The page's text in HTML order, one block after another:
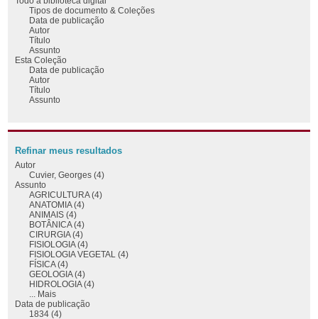
Tipos de documento & Coleções
Data de publicação
Autor
Título
Assunto
Esta Coleção
Data de publicação
Autor
Título
Assunto
Refinar meus resultados
Autor
Cuvier, Georges (4)
Assunto
AGRICULTURA (4)
ANATOMIA (4)
ANIMAIS (4)
BOTÂNICA (4)
CIRURGIA (4)
FISIOLOGIA (4)
FISIOLOGIA VEGETAL (4)
FÍSICA (4)
GEOLOGIA (4)
HIDROLOGIA (4)
... Mais
Data de publicação
1834 (4)